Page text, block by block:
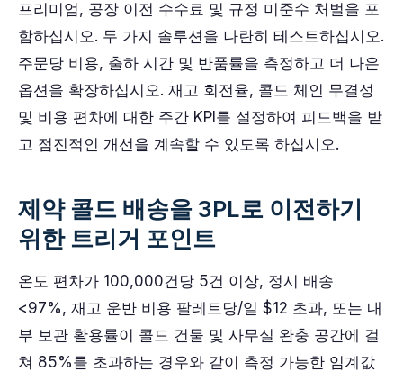
프리미엄, 공장 이전 수수료 및 규정 미준수 처벌을 포
함하십시오. 두 가지 솔루션을 나란히 테스트하십시오.
주문당 비용, 출하 시간 및 반품률을 측정하고 더 나은
옵션을 확장하십시오. 재고 회전율, 콜드 체인 무결성
및 비용 편차에 대한 주간 KPI를 설정하여 피드백을 받
고 점진적인 개선을 계속할 수 있도록 하십시오.
제약 콜드 배송을 3PL로 이전하기
위한 트리거 포인트
온도 편차가 100,000건당 5건 이상, 정시 배송
<97%, 재고 운반 비용 팔레트당/일 $12 초과, 또는 내
부 보관 활용률이 콜드 건물 및 사무실 완충 공간에 걸
쳐 85%를 초과하는 경우와 같이 측정 가능한 임계값